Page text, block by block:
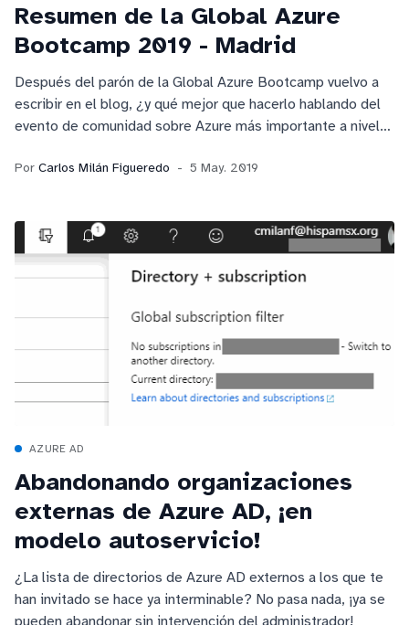
Resumen de la Global Azure
Bootcamp 2019 - Madrid
Después del parón de la Global Azure Bootcamp vuelvo a
escribir en el blog, ¿y qué mejor que hacerlo hablando del
evento de comunidad sobre Azure más importante a nivel
servidor? ¿Hubo lab científico? ¡Respuestas en el artículo!
Por Carlos Milán Figueredo 5 May. 2019
AZURE AD
Abandonando organizaciones
externas de Azure AD, ¡en
modelo autoservicio!
¿La lista de directorios de Azure AD externos a los que te
han invitado se hace ya interminable? No pasa nada, ¡ya se
pueden abandonar sin intervención del administrador!